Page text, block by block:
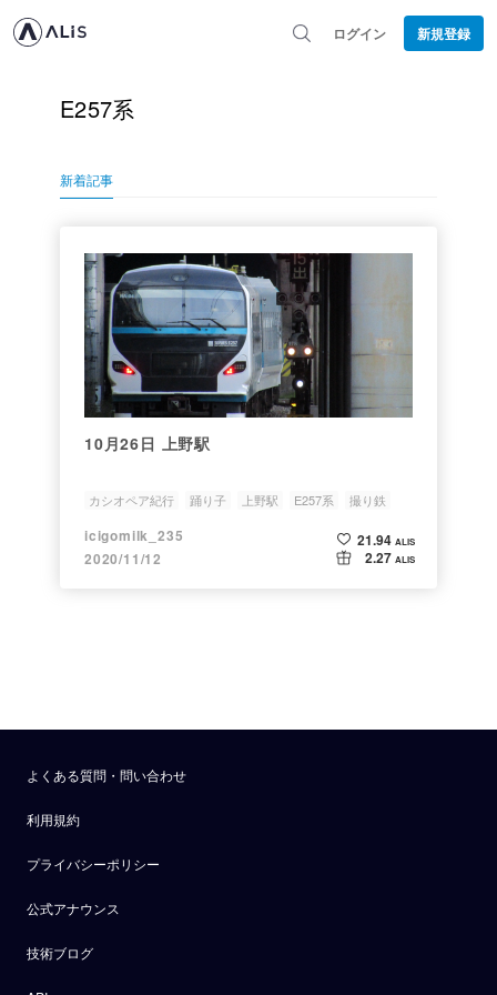
ログイン 新規登録
E257系
新着記事
10月26日 上野駅
カシオペア紀行 踊り子 上野駅 E257系 撮り鉄
icigomilk_235
2020/11/12
21.94 ALIS
2.27 ALIS
よくある質問・問い合わせ
利用規約
プライバシーポリシー
公式アナウンス
技術ブログ